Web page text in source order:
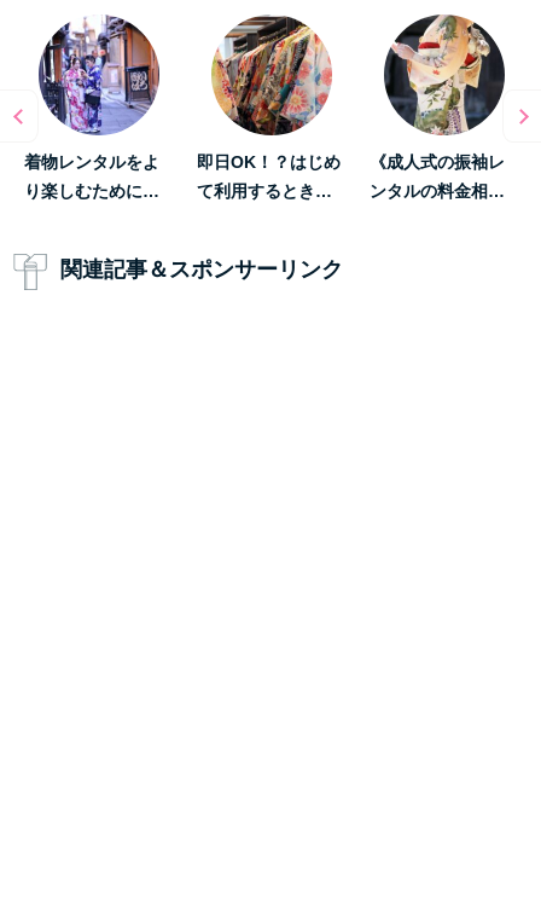
着物レンタルをよ
り楽しむために…
即日OK！？はじめ
て利用するとき…
《成人式の振袖レ
ンタルの料金相…
関連記事＆スポンサーリンク